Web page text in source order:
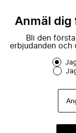
Anmäl
Bli den
erbjudanden och